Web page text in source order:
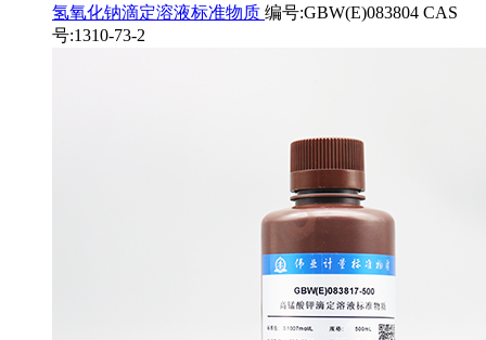
氢氧化钠滴定溶液标准物质 编号:GBW(E)083804 CAS
号:1310-73-2